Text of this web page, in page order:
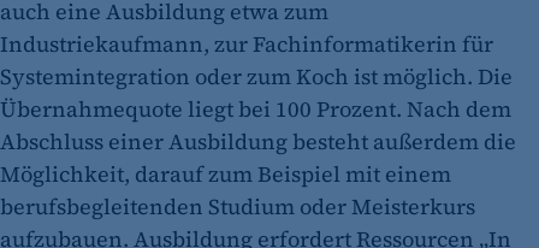
auch eine Ausbildung etwa zum
Industriekaufmann, zur Fachinformatikerin für
Systemintegration oder zum Koch ist möglich. Die
Übernahmequote liegt bei 100 Prozent. Nach dem
Abschluss einer Ausbildung besteht außerdem die
Möglichkeit, darauf zum Beispiel mit einem
berufsbegleitenden Studium oder Meisterkurs
aufzubauen. Ausbildung erfordert Ressourcen „In